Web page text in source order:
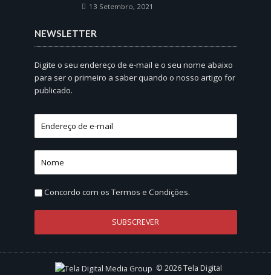
13 Setembro, 2021
NEWSLETTER
Digite o seu endereço de e-mail e o seu nome abaixo
para ser o primeiro a saber quando o nosso artigo for
publicado.
Concordo com osTermos e Condições.
© 2026 Tela Digital